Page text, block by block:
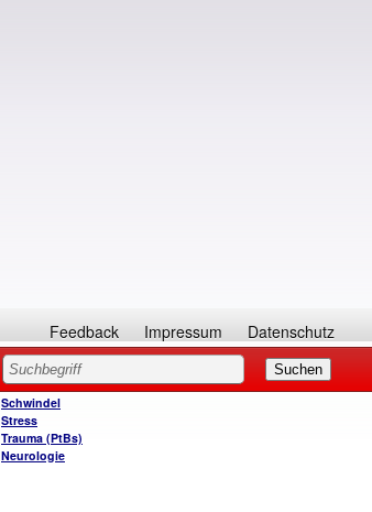
Feedback Impressum Datenschutz
Schwindel
Stress
Trauma (PtBs)
Neurologie